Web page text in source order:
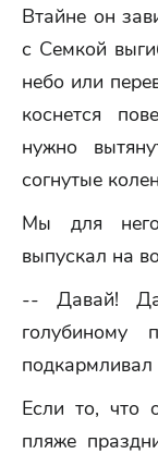
Втайне он
с Семкой
небо или
коснется
нужно
согнутые
Мы для
выпускал на
-- Давай!
подкармливал
Если то, что
пляже